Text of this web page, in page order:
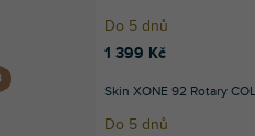
Do 5 dnů
1 399 Kč
Skin XONE 92 Rotary
Do 5 dnů